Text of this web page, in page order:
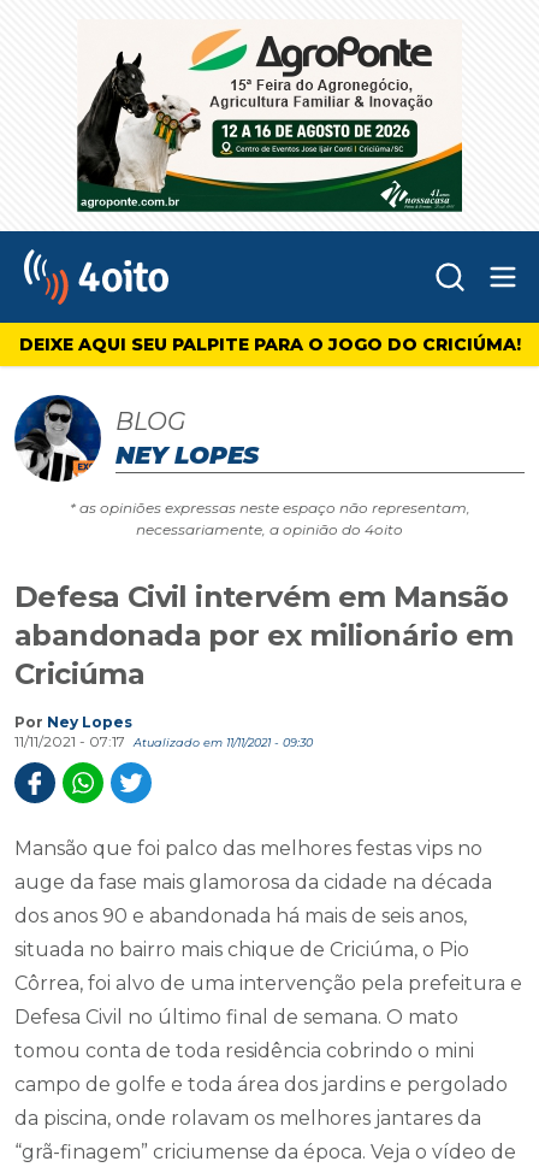
4oito
DEIXE AQUI SEU PALPITE PARA O JOGO DO CRICIÚMA!
BLOG
NEY LOPES
* as opiniões expressas neste espaço não representam,
necessariamente, a opinião do 4oito
Defesa Civil intervém em Mansão
abandonada por ex milionário em
Criciúma
Por Ney Lopes
11/11/2021 - 07:17
Atualizado em 11/11/2021 - 09:30
Mansão que foi palco das melhores festas vips no
auge da fase mais glamorosa da cidade na década
dos anos 90 e abandonada há mais de seis anos,
situada no bairro mais chique de Criciúma, o Pio
Côrrea, foi alvo de uma intervenção pela prefeitura e
Defesa Civil no último final de semana. O mato
tomou conta de toda residência cobrindo o mini
campo de golfe e toda área dos jardins e pergolado
da piscina, onde rolavam os melhores jantares da
“grã-finagem” criciumense da época. Veja o vídeo de